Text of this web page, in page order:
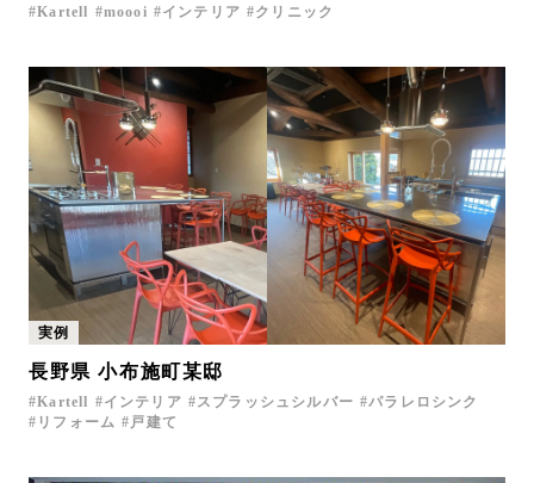
Kartell moooi インテリア クリニック
実例
長野県 小布施町某邸
Kartell インテリア スプラッシュシルバー
パラレロシンク
リフォーム
戸建て